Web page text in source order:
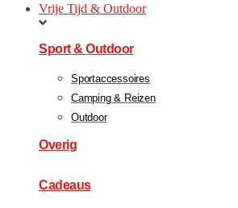
Vrije Tijd & Outdoor
Sport & Outdoor
Sportaccessoires
Camping & Reizen
Outdoor
Overig
Cadeaus